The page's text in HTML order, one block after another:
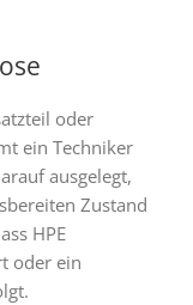
oder
ein Techniker
ausgelegt,
Zustand
HPE
oder ein